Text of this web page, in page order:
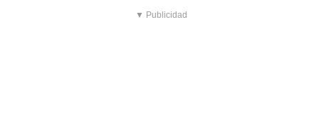
▼ Publicidad